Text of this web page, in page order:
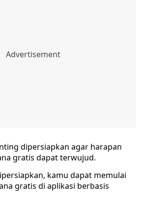
dipersiapkan agar harapan
gratis dapat terwujud.
kamu dapat memulai
gratis di aplikasi berbasis